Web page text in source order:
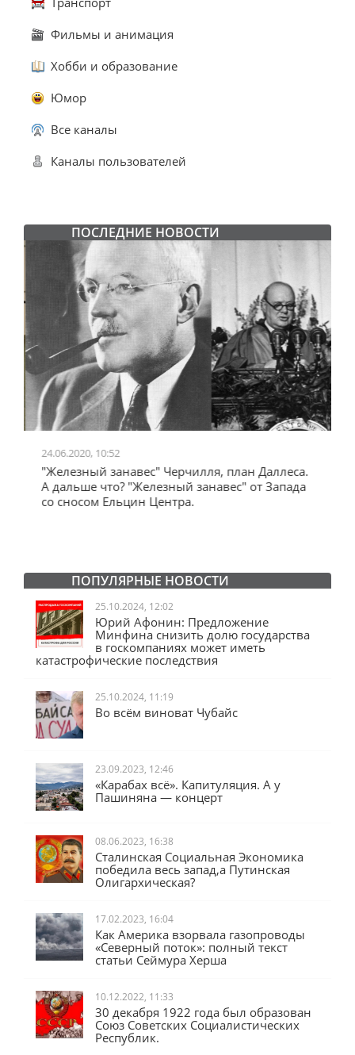
Фильмы и анимация
Хобби и образование
Юмор
Все каналы
Каналы пользователей
ПОСЛЕДНИЕ НОВОСТИ
24.06.2020, 10:52
"Железный занавес" Черчилля, план Даллеса.
А дальше что? "Железный занавес" от Запада
со сносом Ельцин Центра.
ПОПУЛЯРНЫЕ НОВОСТИ
25.10.2024, 12:02
Юрий Афонин: Предложение
Минфина снизить долю государства
в госкомпаниях может иметь
катастрофические последствия
25.10.2024, 11:19
Во всём виноват Чубайс
23.09.2023, 12:46
«Карабах всё». Капитуляция. А у
Пашиняна — концерт
08.06.2023, 16:38
Сталинская Социальная Экономика
победила весь запад,а Путинская
Олигархическая?
17.02.2023, 16:04
Как Америка взорвала газопроводы
«Северный поток»: полный текст
статьи Сеймура Херша
10.12.2022, 11:33
30 декабря 1922 года был образован
Союз Советских Социалистических
Республик.